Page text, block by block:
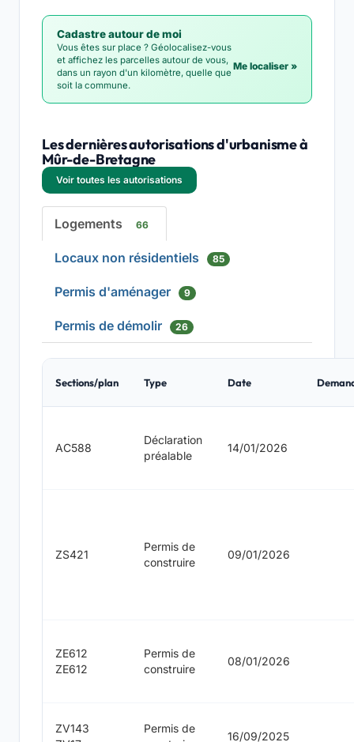
Cadastre autour de moi
Vous êtes sur place ? Géolocalisez-vous
et affichez les parcelles autour de vous,
dans un rayon d'un kilomètre, quelle que
soit la commune.
Me localiser »
Les dernières autorisations d'urbanisme à
Mûr-de-Bretagne
Voir toutes les autorisations
Logements 66
Locaux non résidentiels 85
Permis d'aménager 9
Permis de démolir 26
Sections/plan Type Date
AC588
Déclaration
préalable
14/01/2026
ZS421
Permis de
construire
09/01/2026
ZE612
ZE612
Permis de
construire
08/01/2026
ZV143
Permis de
16/09/2025